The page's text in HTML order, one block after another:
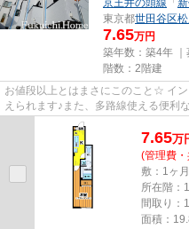
東京都世田谷区
7.65万円
築年数：築4年 ｜
階数：2階建
お値段以上とはまさにこのこと☆ イ
えられます♪また、多路線使える便利
です☆人気の閑静なエリアと...
7.65万
(管理費
敷：1ヶ
所在階：
間取り：
面積：